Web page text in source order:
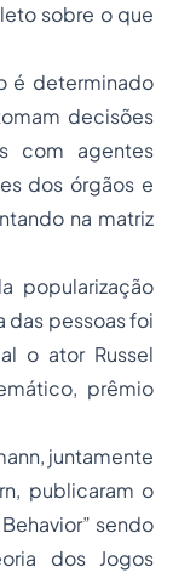
sobre o que
é determinado
decisões
com agentes
dos órgãos e
na matriz
popularização
das pessoas foi
o ator Russel
prêmio
juntamente
publicaram o
sendo
dos Jogos